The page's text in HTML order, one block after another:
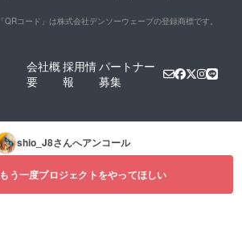
「QRコード」は株式会社デンソーウェーブの登録商標です。
会社概
要
採用情
報
パートナー
募集
shio_J8さんへアンコール
もう一度プロジェクトをやってほしい